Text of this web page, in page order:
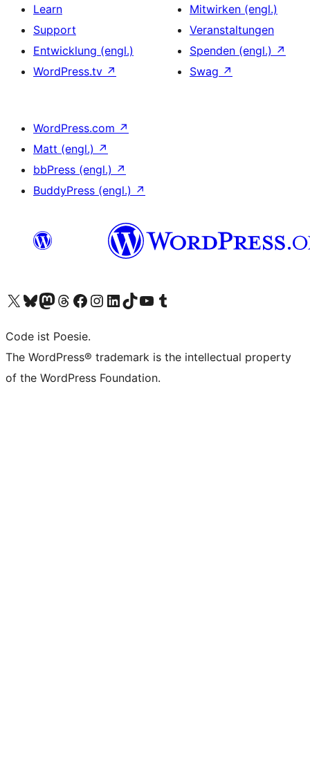
Learn
Support
Entwicklung (engl.)
WordPress.tv ↗
Mitwirken (engl.)
Veranstaltungen
Spenden (engl.) ↗
Swag ↗
WordPress.com ↗
Matt (engl.) ↗
bbPress (engl.) ↗
BuddyPress (engl.) ↗
Unser X-Konto (früher Twitter) besuchen
Unser Bluesky-Konto besuchen
Unser Mastodon-Konto besuchen
Unser Threads-Konto besuchen
Unsere Facebook-Seite besuchen
Unser Instagram-Konto besuchen
Unser LinkedIn-Konto besuchen
Unser TikTok-Konto besuchen
Unseren YouTube-Kanal besuchen
Unser Tumblr-Konto besuchen
Code ist Poesie.
The WordPress® trademark is the intellectual property
of the WordPress Foundation.